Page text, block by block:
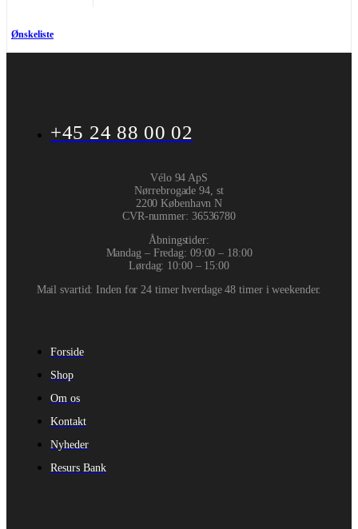
Ønskeliste
+45 24 88 00 02
Vélo 94 ApS
Nørrebrogade 94, st
2200 København N
CVR-nummer: 36536780
Åbningstider:
Mandag – Fredag: 09:00 – 18:00
Lørdag: 10:00 – 15:00
Mail svartid: Inden for 24 timer hverdage 48 timer i weekender.
Forside
Shop
Om os
Kontakt
Nyheder
Resurs Bank